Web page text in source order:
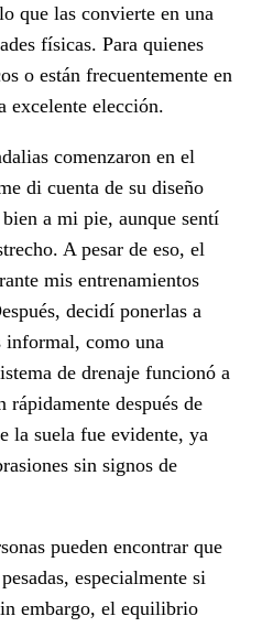
que las convierte en una
físicas. Para quienes
o están frecuentemente en
excelente elección.
comenzaron en el
di cuenta de su diseño
a mi pie, aunque sentí
A pesar de eso, el
mis entrenamientos
decidí ponerlas a
informal, como una
de drenaje funcionó a
rápidamente después de
la suela fue evidente, ya
sin signos de
pueden encontrar que
especialmente si
embargo, el equilibrio